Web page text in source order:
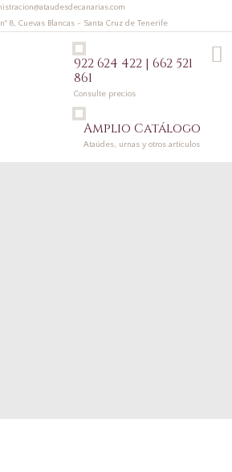
8, Cuevas Blancas - Santa Cruz de Tenerife
922 624 422 | 662 521
861
Consulte precios
Amplio Catálogo
Ataúdes, urnas y otros artículos